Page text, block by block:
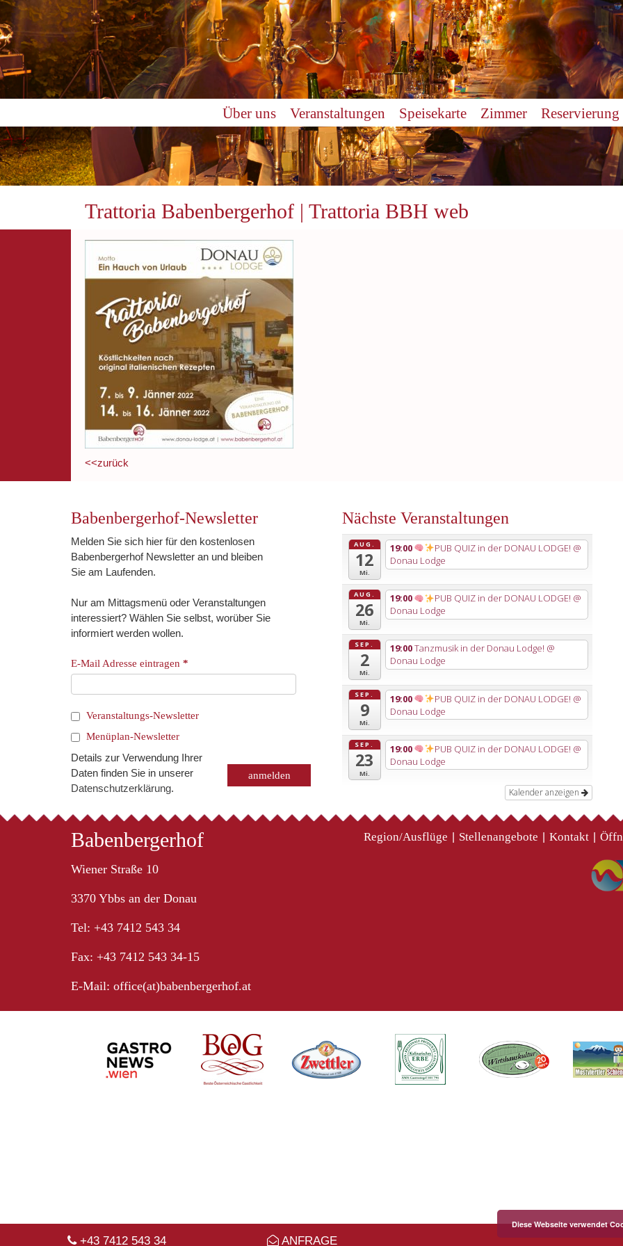
+43 7412 543 34 ANFRAGE
Über uns Veranstaltungen Speisekarte Zimmer Reservierung
Trattoria Babenbergerhof | Trattoria BBH web
<<zurück
Babenbergerhof-Newsletter
Melden Sie sich hier für den kostenlosen
Babenbergerhof Newsletter an und bleiben
Sie am Laufenden.
Nur am Mittagsmenü oder Veranstaltungen
interessiert? Wählen Sie selbst, worüber Sie
informiert werden wollen.
E-Mail Adresse eintragen *
Veranstaltungs-Newsletter
Menüplan-Newsletter
Details zur Verwendung Ihrer
Daten finden Sie in unserer
Datenschutzerklärung.
Nächste Veranstaltungen
AUG.
12
Mi.
19:00 PUB QUIZ in der DONAU LODGE! @
Donau Lodge
AUG.
26
Mi.
19:00 PUB QUIZ in der DONAU LODGE! @
Donau Lodge
SEP.
2
Mi.
19:00Tanzmusik in der Donau Lodge! @
Donau Lodge
SEP.
9
Mi.
19:00 PUB QUIZ in der DONAU LODGE! @
Donau Lodge
SEP.
23
Mi.
19:00 PUB QUIZ in der DONAU LODGE! @
Donau Lodge
Kalender anzeigen
Babenbergerhof
Wiener Straße 10
3370 Ybbs an der Donau
Tel: +43 7412 543 34
Fax: +43 7412 543 34-15
E-Mail: office(at)babenbergerhof.at
Region/Ausflüge Stellenangebote Kontakt
Diese Webseite verwendet